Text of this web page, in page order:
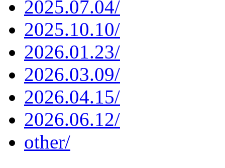
2025.07.04/
2025.10.10/
2026.01.23/
2026.03.09/
2026.04.15/
2026.06.12/
other/